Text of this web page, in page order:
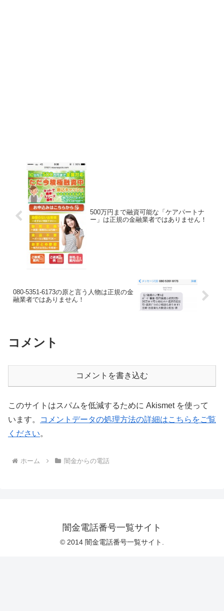
500万円まで融資可能な「ケアパートナ
ー」は正規の金融業者ではありません！
080-5351-6173の原と言う人物は正規の金
融業者ではありません！
コメント
コメントを書き込む
このサイトはスパムを低減するために Akismet を使って
います。
コメントデータの処理方法の詳細はこちらをご覧
ください。
ホーム 闇金からの電話
闇金電話番号一覧サイト
© 2014 闇金電話番号一覧サイト.